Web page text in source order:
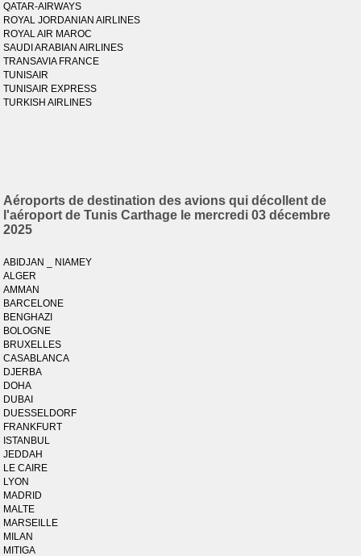
QATAR-AIRWAYS
ROYAL JORDANIAN AIRLINES
ROYAL AIR MAROC
SAUDI ARABIAN AIRLINES
TRANSAVIA FRANCE
TUNISAIR
TUNISAIR EXPRESS
TURKISH AIRLINES
Aéroports de destination des avions qui décollent de
l'aéroport de Tunis Carthage le mercredi 03 décembre
2025
ABIDJAN _ NIAMEY
ALGER
AMMAN
BARCELONE
BENGHAZI
BOLOGNE
BRUXELLES
CASABLANCA
DJERBA
DOHA
DUBAI
DUESSELDORF
FRANKFURT
ISTANBUL
JEDDAH
LE CAIRE
LYON
MADRID
MALTE
MARSEILLE
MILAN
MITIGA